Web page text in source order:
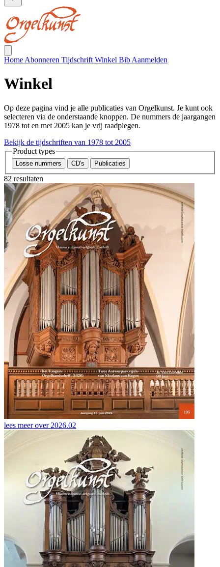
Home Abonneren Tijdschrift Winkel Bib Aanmelden
Winkel
Op deze pagina vind je alle publicaties van Orgelkunst. Je kunt ook
selecteren via de onderstaande knoppen. De nummers de jaargangen
1978 tot en met 2005 kan je vrij raadplegen.
Bekijk de tijdschriften van 1978 tot 2005
Product types
Losse nummers CD's Publicaties
82 resultaten
lees meer over2026.02